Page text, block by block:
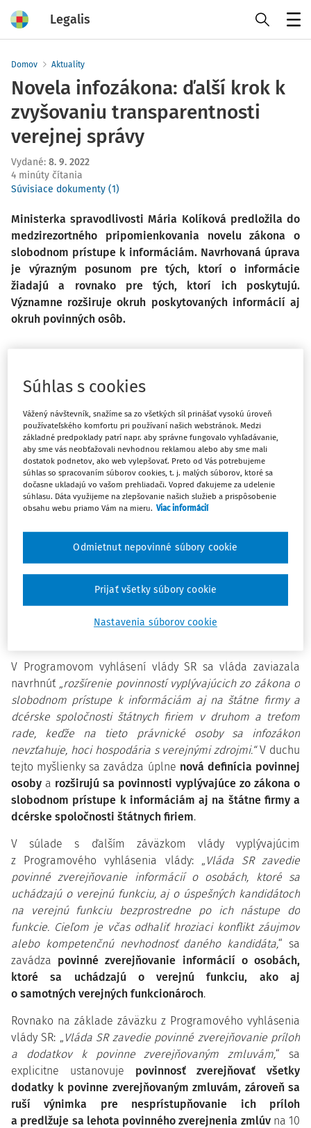
Legalis
Domov Aktuality
Novela infozákona: ďalší krok k
zvyšovaniu transparentnosti
verejnej správy
Vydané: 8. 9. 2022
4 minúty čítania
Súvisiace dokumenty (1)
Ministerka spravodlivosti Mária Kolíková predložila do
medzirezortného pripomienkovania novelu zákona o
slobodnom prístupe k informáciám. Navrhovaná úprava
je výrazným posunom pre tých, ktorí o informácie
žiadajú a rovnako pre tých, ktorí ich poskytujú.
Významne rozširuje okruh poskytovaných informácií aj
okruh povinných osôb.
občianskej spoločnosti a mimovládnych organizácií
Na strane druhej poskytovateľov informácií, ktorí sa
obávajú prílišnej voľnosti a šikanózneho výkonu práva na
informácie. Tieto obavy vychádzajú aj z istej symbolickej
hodnoty infozákona, keďže bol prvou právnou úpravou,
ktorá pomenovala a aj v praxi realizovala právo verejnosti
na informácie.
medzirezortného pripomienkovania, je ďalším krokom
k zvýšeniu transparentnosti verejnej správy. Návrh zákona
v zásadnej miere pokrýva požiadavky vyplývajúce
z Programového vyhlásenia vlády. Pri tvorbe návrhu
zákona sme tiež do úvahy brali aj diskusie s povinnými
osobami vrátane územnej samosprávy, s mimovládnym
V Programovom vyhlásení vlády SR sa vláda zaviazala
navrhnúť „rozšírenie povinností vyplývajúcich zo zákona o
slobodnom prístupe k informáciám aj na štátne firmy a
dcérske spoločnosti štátnych firiem v druhom a treťom
rade, keďže na tieto právnické osoby sa infozákon
nevzťahuje, hoci hospodária s verejnými zdrojmi.“V duchu
tejto myšlienky sa zavádza úplne nová definícia povinnej
osoby a rozširujú sa povinnosti vyplývajúce zo zákona o
slobodnom prístupe k informáciám aj na štátne firmy a
dcérske spoločnosti štátnych firiem.
V súlade s ďalším záväzkom vlády vyplývajúcim
z Programového vyhlásenia vlády: „ Vláda SR zavedie
povinné zverejňovanie informácií o osobách, ktoré sa
uchádzajú o verejnú funkciu, aj o úspešných kandidátoch
na verejnú funkciu bezprostredne po ich nástupe do
funkcie. Cieľom je včas odhaliť hroziaci konflikt záujmov
alebo kompetenčnú nevhodnosť daného kandidáta,“ sa
zavádza povinné zverejňovanie informácií o osobách,
ktoré sa uchádzajú o verejnú funkciu, ako aj
o samotných verejných funkcionároch.
Rovnako na základe záväzku z Programového vyhlásenia
vlády SR: „ Vláda SR zavedie povinné zverejňovanie príloh
a dodatkov k povinne zverejňovaným zmluvám,“ sa
explicitne ustanovuje povinnosť zverejňovať všetky
dodatky k povinne zverejňovaným zmluvám, zároveň sa
ruší výnimka pre nesprístupňovanie ich príloh
a predlžuje sa lehota povinného zverejnenia zmlúv na 10
Súhlas s cookies
Vážený návštevník, snažíme sa zo všetkých síl prinášať vysokú úroveň
používateľského komfortu pri používaní našich webstránok. Medzi
základné predpoklady patrí napr. aby správne fungovalo vyhľadávanie,
aby sme vás neobťažovali nevhodnou reklamou alebo aby sme mali
dostatok podnetov, ako web vylepšovať. Preto od Vás potrebujeme
súhlas so spracovaním súborov cookies, t. j. malých súborov, ktoré sa
dočasne ukladajú vo vašom prehliadači. Vopred ďakujeme za udelenie
súhlasu. Dáta využijeme na zlepšovanie našich služieb a prispôsobenie
obsahu webu priamo Vám na mieru. Viac informácií
Nastavenia súborov cookie
Odmietnut nepovinné súbory cookie
Prijať všetky súbory cookie